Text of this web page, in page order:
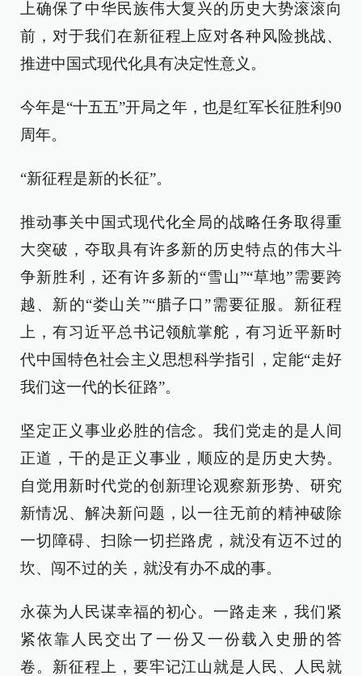
上确保了中华民族伟大复兴的历史大势滚滚向
前，对于我们在新征程上应对各种风险挑战、
推进中国式现代化具有决定性意义。
今年是“十五五”开局之年，也是红军长征胜利90
周年。
“新征程是新的长征”。
推动事关中国式现代化全局的战略任务取得重
大突破，夺取具有许多新的历史特点的伟大斗
争新胜利，还有许多新的“雪山”“草地”需要跨
越、新的“娄山关”“腊子口”需要征服。新征程
上，有习近平总书记领航掌舵，有习近平新时
代中国特色社会主义思想科学指引，定能“走好
我们这一代的长征路”。
坚定正义事业必胜的信念。我们党走的是人间
正道，干的是正义事业，顺应的是历史大势。
自觉用新时代党的创新理论观察新形势、研究
新情况、解决新问题，以一往无前的精神破除
一切障碍、扫除一切拦路虎，就没有迈不过的
坎、闯不过的关，就没有办不成的事。
永葆为人民谋幸福的初心。一路走来，我们紧
紧依靠人民交出了一份又一份载入史册的答
卷。新征程上，要牢记江山就是人民、人民就